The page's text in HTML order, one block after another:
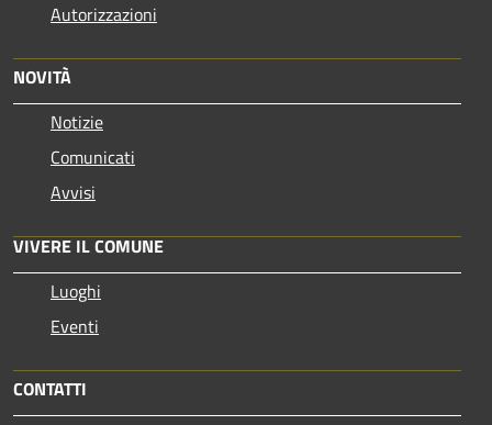
Autorizzazioni
NOVITÀ
Notizie
Comunicati
Avvisi
VIVERE IL COMUNE
Luoghi
Eventi
CONTATTI